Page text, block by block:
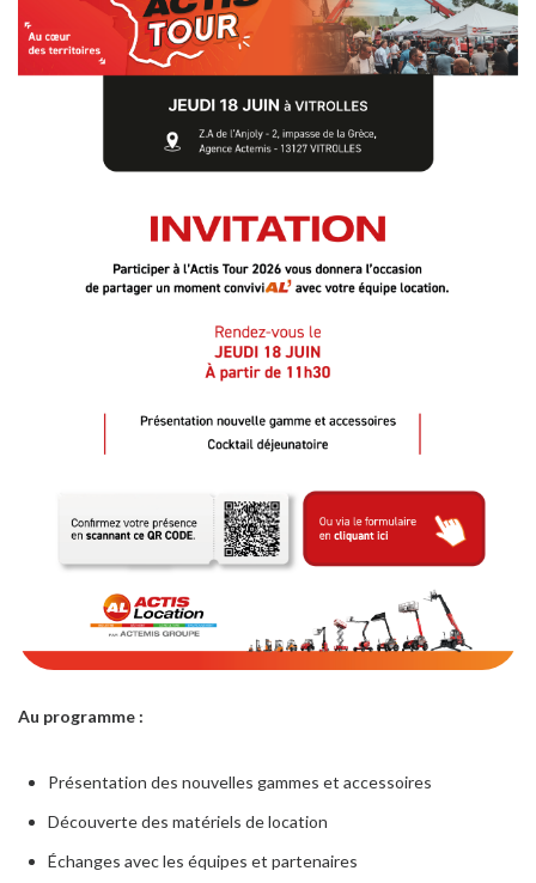
Au programme :
Présentation des nouvelles gammes et accessoires
Découverte des matériels de location
Échanges avec les équipes et partenaires